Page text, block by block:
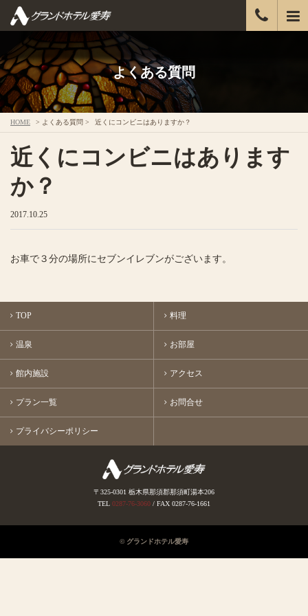
よくある質問
HOME > よくある質問 > 近くにコンビニはありますか？
近くにコンビニはあります
か？
2017.10.25
お車で３分の場所にセブンイレブンがございます。
TOP 料理
温泉 お部屋
館内施設 アクセス
プラン一覧 お問合せ
プライバシーポリシー
〒325-0301 栃木県那須郡那須町湯本206
TEL 0287-76-3060 / FAX 0287-76-1661
© グランドホテル愛寿